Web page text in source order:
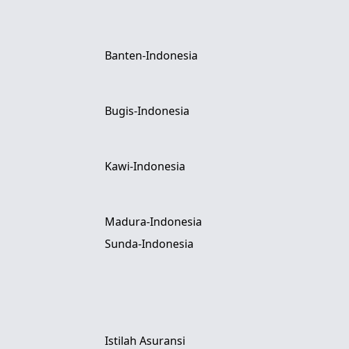
Banten-Indonesia
Bugis-Indonesia
Kawi-Indonesia
Madura-Indonesia
Sunda-Indonesia
Istilah Asuransi